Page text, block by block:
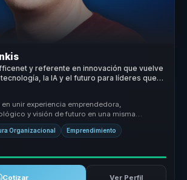
y referente en innovación que vuelve
la IA y el futuro para líderes que
decisiones hoy.
unir experiencia emprendedora,
y visión de futuro en una misma
comprens...
Organizacional Emprendimiento
Cotizar Ver Perfil